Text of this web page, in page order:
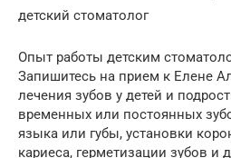
детский стоматолог
Опыт работы детским
Запишитесь на прием к Елене
лечения зубов у детей и
временных или постоянных
языка или губы, установки
кариеса, герметизации зубов и